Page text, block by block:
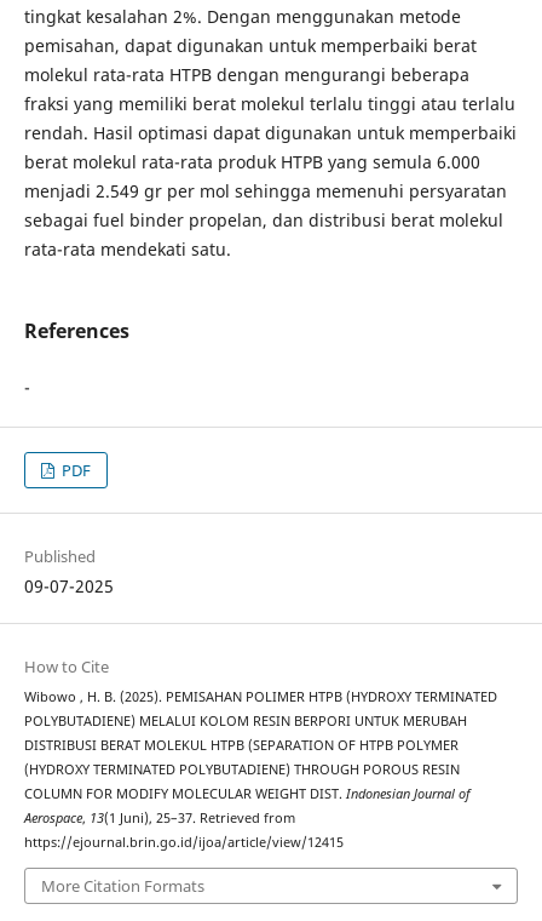
tingkat kesalahan 2%. Dengan menggunakan metode
pemisahan, dapat digunakan untuk memperbaiki berat
molekul rata-rata HTPB dengan mengurangi beberapa
fraksi yang memiliki berat molekul terlalu tinggi atau terlalu
rendah. Hasil optimasi dapat digunakan untuk memperbaiki
berat molekul rata-rata produk HTPB yang semula 6.000
menjadi 2.549 gr per mol sehingga memenuhi persyaratan
sebagai fuel binder propelan, dan distribusi berat molekul
rata-rata mendekati satu.
References
-
PDF
Published
09-07-2025
How to Cite
Wibowo , H. B. (2025). PEMISAHAN POLIMER HTPB (HYDROXY TERMINATED
POLYBUTADIENE) MELALUI KOLOM RESIN BERPORI UNTUK MERUBAH
DISTRIBUSI BERAT MOLEKUL HTPB (SEPARATION OF HTPB POLYMER
(HYDROXY TERMINATED POLYBUTADIENE) THROUGH POROUS RESIN
COLUMN FOR MODIFY MOLECULAR WEIGHT DIST. Indonesian Journal of
Aerospace, 13(1 Juni), 25–37. Retrieved from
https://ejournal.brin.go.id/ijoa/article/view/12415
More Citation Formats